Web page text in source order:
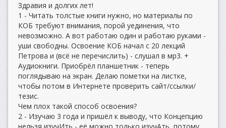
Здравия и долгих лет!
1 - Читать толстые книги нужно, но материалы по
КОБ требуют внимания, порой уединения, что
невозможно. А вот работаю один и работаю руками -
уши свободны. Освоение КОБ начал с 20 лекций
Петрова и (всё не перечислить) - слушал в мр3. +
Аудиокниги. Приобрёл планшетник - теперь
поглядываю на экран. Делаю пометки на листке,
чтобы потом в Интернете проверить сайт/ссылки/
тезис.
Чем плох такой способ освоения?
2 - Изучаю 3 года и пришёл к выводу, что Концепцию